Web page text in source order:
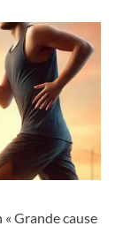
« Grande cause